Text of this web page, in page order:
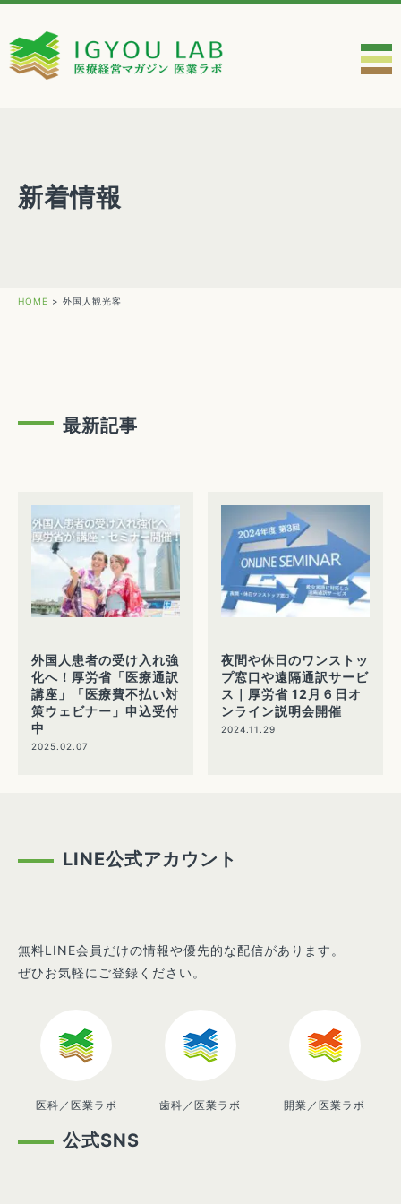
新着情報
HOME > 外国人観光客
最新記事
外国人患者の受け入れ強
化へ！厚労省「医療通訳
講座」「医療費不払い対
策ウェビナー」申込受付
中
2025.02.07
夜間や休日のワンストッ
プ窓口や遠隔通訳サービ
ス｜厚労省 12月６日オ
ンライン説明会開催
2024.11.29
LINE公式アカウント
無料LINE会員だけの情報や優先的な配信があります。
ぜひお気軽にご登録ください。
医科／医業ラボ 歯科／医業ラボ 開業／医業ラボ
公式SNS